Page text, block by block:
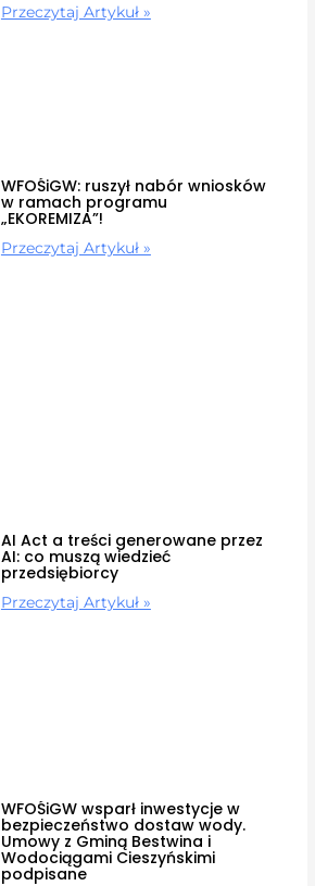
Przeczytaj Artykuł »
WFOŚiGW: ruszył nabór wniosków
w ramach programu
„EKOREMIZA”!
Przeczytaj Artykuł »
AI Act a treści generowane przez
AI: co muszą wiedzieć
przedsiębiorcy
Przeczytaj Artykuł »
WFOŚiGW wsparł inwestycje w
bezpieczeństwo dostaw wody.
Umowy z Gminą Bestwina i
Wodociągami Cieszyńskimi
podpisane